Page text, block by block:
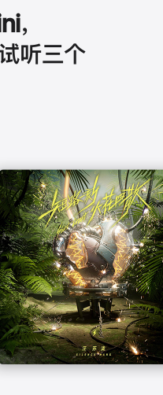
，
听三个